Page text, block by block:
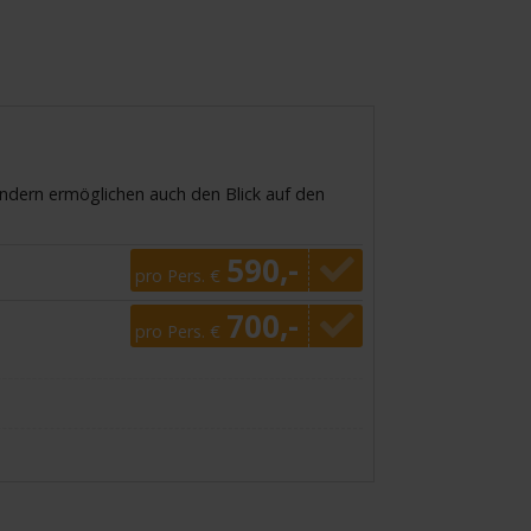
ermöglichen auch den Blick auf den
pro Pers. € 590,-
pro Pers. € 700,-